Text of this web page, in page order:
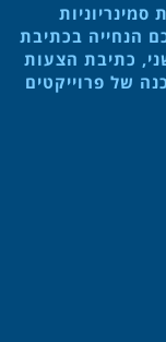
הנחייה בכתיבת
כתיבת הצעות
של פרוייקטים